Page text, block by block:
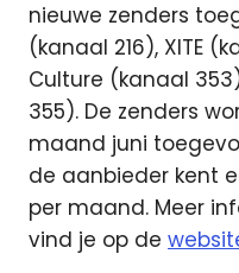
nieuwe zenders
(kanaal 216), XITE
Culture (kanaal
355). De zenders
maand juni
de aanbieder kent
per maand. Meer
vind je op de